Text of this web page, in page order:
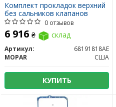
Комплект прокладок верхний
без сальников клапанов
0 отзывов
6 916 ₴ склад
Артикул:
68191818AE
MOPAR
США
КУПИТЬ